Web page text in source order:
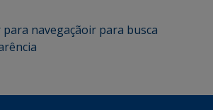
para navegaçãoir para busca